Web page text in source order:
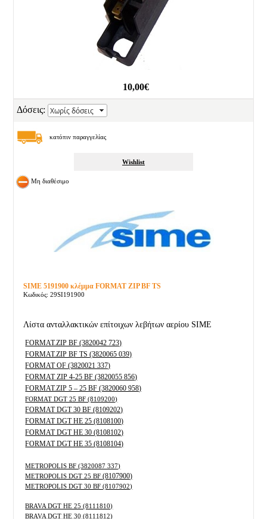
10,00€
Δόσεις:
κατόπιν παραγγελίας
Wishlist
Μη διαθέσιμο
SIME 5191900 κλέμμα FORMAT ZIP BF TS
Κωδικός: 29SI191900
Λίστα ανταλλακτικών επίτοιχων λεβήτων αερίου SIME
FORMAT.ZIP BF (3820042 723)
FORMAT.ZIP BF TS (3820065 039)
FORMAT OF (3820021 337)
FORMAT ZIP 4-25 BF (3820055 856)
FORMAT.ZIP 5 – 25 BF (3820060 958)
FORMAT DGT 25 BF (8109200)
FORMAT DGT 30 BF (8109202)
FORMAT DGT HE 25(8108100)
FORMAT DGT HE 30 (8108102)
FORMAT DGT HE 35 (8108104)
METROPOLIS BF (3820087 337)
METROPOLIS DGT 25 BF(8107900)
METROPOLIS DGT 30 BF (8107902)
BRAVA DGT HE 25 (8111810)
BRAVA DGT HE 30 (8111812)